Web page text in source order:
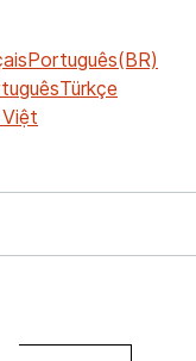
Português(BR)
Türkçe